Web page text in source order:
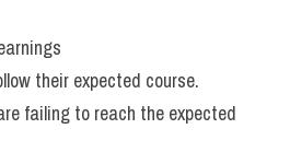
their expected course.
failing to reach the expected